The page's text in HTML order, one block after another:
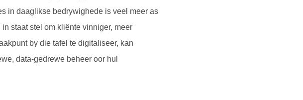
in daaglikse bedrywighede is veel meer as
staat stel om kliënte vinniger, meer
by die tafel te digitaliseer, kan
data-gedrewe beheer oor hul